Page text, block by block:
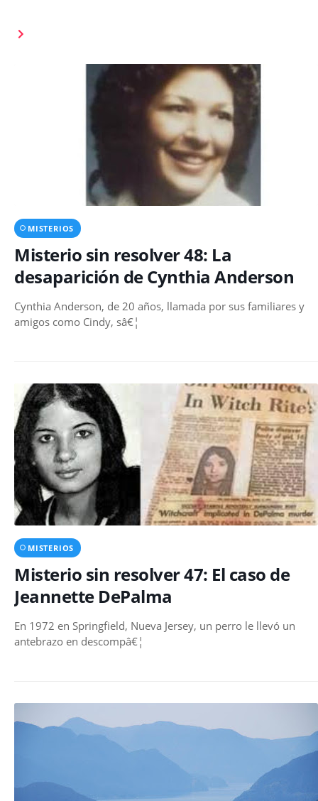
MISTERIOS
Misterio sin resolver 48: La
desaparición de Cynthia Anderson
Cynthia Anderson, de 20 años, llamada por sus familiares y
amigos como Cindy, sâ€¦
MISTERIOS
Misterio sin resolver 47: El caso de
Jeannette DePalma
En 1972 en Springfield, Nueva Jersey, un perro le llevó un
antebrazo en descompâ€¦